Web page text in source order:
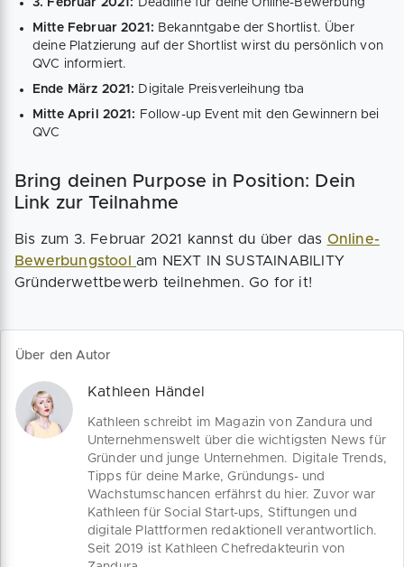
3. Februar 2021: Deadline für deine Online-Bewerbung
Mitte Februar 2021: Bekanntgabe der Shortlist. Über
deine Platzierung auf der Shortlist wirst du persönlich von
QVC informiert.
Ende März 2021: Digitale Preisverleihung tba
Mitte April 2021: Follow-up Event mit den Gewinnern bei
QVC
Bring deinen Purpose in Position: Dein
Link zur Teilnahme
Bis zum 3. Februar 2021 kannst du über das Online-
Bewerbungstool am NEXT IN SUSTAINABILITY
Gründerwettbewerb teilnehmen. Go for it!
Über den Autor
Kathleen Händel
Kathleen schreibt im Magazin von Zandura und
Unternehmenswelt über die wichtigsten News für
Gründer und junge Unternehmen. Digitale Trends,
Tipps für deine Marke, Gründungs- und
Wachstumschancen erfährst du hier. Zuvor war
Kathleen für Social Start-ups, Stiftungen und
digitale Plattformen redaktionell verantwortlich.
Seit 2019 ist Kathleen Chefredakteurin von